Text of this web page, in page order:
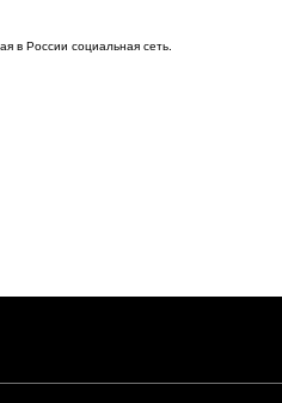
в России социальная сеть.